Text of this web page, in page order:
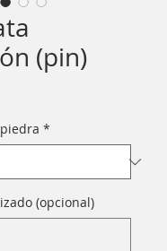
(pin)
*
(opcional)